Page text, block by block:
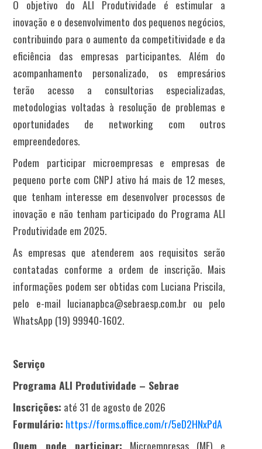
O objetivo do ALI Produtividade é estimular a
inovação e o desenvolvimento dos pequenos negócios,
contribuindo para o aumento da competitividade e da
eficiência das empresas participantes. Além do
acompanhamento personalizado, os empresários
terão acesso a consultorias especializadas,
metodologias voltadas à resolução de problemas e
oportunidades de networking com outros
empreendedores.
Podem participar microempresas e empresas de
pequeno porte com CNPJ ativo há mais de 12 meses,
que tenham interesse em desenvolver processos de
inovação e não tenham participado do Programa ALI
Produtividade em 2025.
As empresas que atenderem aos requisitos serão
contatadas conforme a ordem de inscrição. Mais
informações podem ser obtidas com Luciana Priscila,
pelo e-mail lucianapbca@sebraesp.com.br ou pelo
WhatsApp (19) 99940-1602.
Serviço
Programa ALI Produtividade – Sebrae
Inscrições: até 31 de agosto de 2026
Formulário: https://forms.office.com/r/5eD2HNxPdA
Quem pode participar: Microempresas (ME) e